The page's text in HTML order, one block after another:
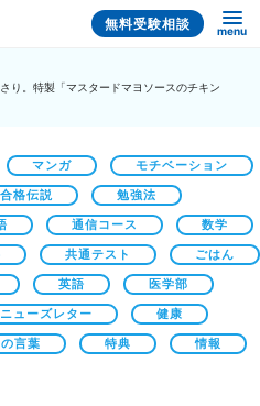
無料受験相談 menu
り。特製「マスタードマヨソースのチキン
マンガ モチベーション
合格伝説 勉強法
通信コース 数学
共通テスト ごはん
英語 医学部
ニューズレター 健康
言葉 特典 情報